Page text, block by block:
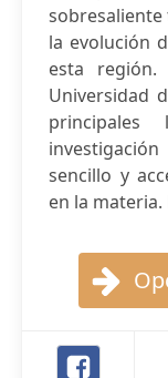
la evolución
esta
Universidad
sencillo y
en la materia.